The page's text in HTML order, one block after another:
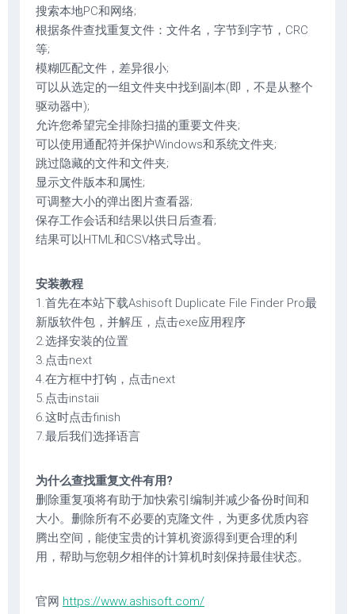
搜索本地PC和网络;
根据条件查找重复文件：文件名，字节到字节，CRC
等;
模糊匹配文件，差异很小;
可以从选定的一组文件夹中找到副本(即，不是从整个
驱动器中);
允许您希望完全排除扫描的重要文件夹;
可以使用通配符并保护Windows和系统文件夹;
跳过隐藏的文件和文件夹;
显示文件版本和属性;
可调整大小的弹出图片查看器;
保存工作会话和结果以供日后查看;
结果可以HTML和CSV格式导出。
安装教程
1.首先在本站下载Ashisoft Duplicate File Finder Pro最
新版软件包，并解压，点击exe应用程序
2.选择安装的位置
3.点击next
4.在方框中打钩，点击next
5.点击instaii
6.这时点击finish
7.最后我们选择语言
为什么查找重复文件有用?
删除重复项将有助于加快索引编制并减少备份时间和
大小。删除所有不必要的克隆文件，为更多优质内容
腾出空间，能使宝贵的计算机资源得到更合理的利
用，帮助与您朝夕相伴的计算机时刻保持最佳状态。
官网 https://www.ashisoft.com/